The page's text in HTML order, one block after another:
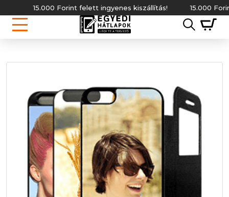
15.000 Forint felett ingyenes kiszállítás! 15.000 Forint